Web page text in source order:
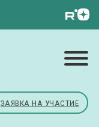
ЗАЯВКА НА УЧАСТИЕ